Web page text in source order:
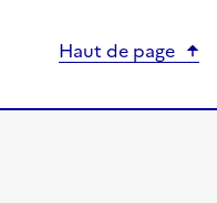
Haut de page